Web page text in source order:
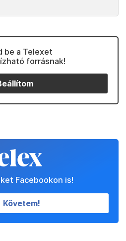
be a Telexet
forrásnak!
Facebookon is!
Követem!